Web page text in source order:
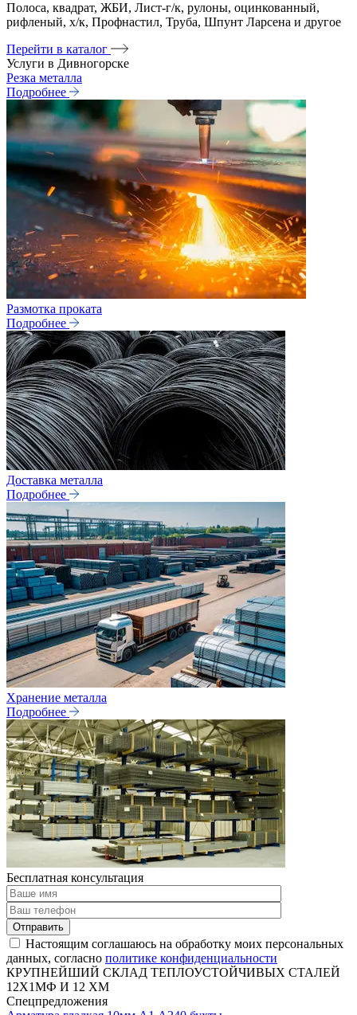
Полоса, квадрат, ЖБИ, Лист-г/к, рулоны, оцинкованный,
рифленый, х/к, Профнастил, Труба, Шпунт Ларсена и другое
Перейти в каталог
Услуги в Дивногорске
Резка металла
Подробнее
Размотка проката
Подробнее
Доставка металла
Подробнее
Хранение металла
Подробнее
Бесплатная консультация
Отправить
Настоящим соглашаюсь на обработку моих персональных
данных, согласно политике конфиденциальности
КРУПНЕЙШИЙ СКЛАД ТЕПЛОУСТОЙЧИВЫХ СТАЛЕЙ
12Х1МФ И 12 ХМ
Спецпредложения